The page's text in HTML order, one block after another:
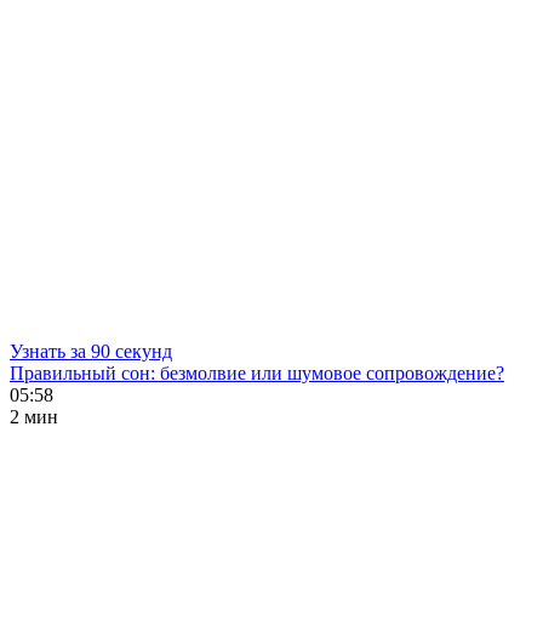
Узнать за 90 секунд
Правильный сон: безмолвие или шумовое сопровождение?
05:58
2 мин